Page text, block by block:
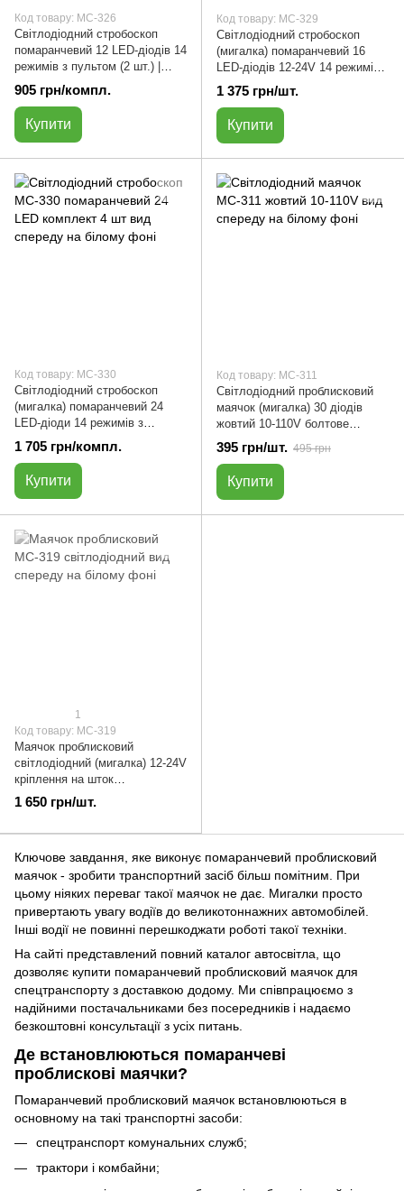
Код товару: МС-326
Світлодіодний стробоскоп
помаранчевий 12 LED-діодів 14
режимів з пультом (2 шт.) |
МС-326
905 грн/компл.
Купити
Код товару: МС-329
Світлодіодний стробоскоп
(мигалка) помаранчевий 16
LED-діодів 12-24V 14 режимів з
пультом (4 шт.) | МС-329
1 375 грн/шт.
Купити
Код товару: МС-330
Світлодіодний стробоскоп
(мигалка) помаранчевий 24
LED-діоди 14 режимів з
пультом (4 шт.) | МС-330
1 705 грн/компл.
Купити
Код товару: МС-311
Світлодіодний проблисковий
маячок (мигалка) 30 діодів
жовтий 10-110V болтове
кріплення | МС-311
395 грн/шт. 495 грн
Купити
1
Код товару: МС-319
Маячок проблисковий
світлодіодний (мигалка) 12-24V
кріплення на шток
бездротового з'єднання |
МС-319
1 650 грн/шт.
Ключове завдання, яке виконує помаранчевий проблисковий
маячок - зробити транспортний засіб більш помітним. При
цьому ніяких переваг такої маячок не дає. Мигалки просто
привертають увагу водіїв до великотоннажних автомобілей.
Інші водії не повинні перешкоджати роботі такої техніки.
На сайті представлений повний каталог автосвітла, що
дозволяє купити помаранчевий проблисковий маячок для
спецтранспорту з доставкою додому. Ми співпрацюємо з
надійними постачальниками без посередників і надаємо
безкоштовні консультації з усіх питань.
Де встановлюються помаранчеві
проблискові маячки?
Помаранчевий проблисковий маячок встановлюються в
основному на такі транспортні засоби:
спецтранспорт комунальних служб;
трактори і комбайни;